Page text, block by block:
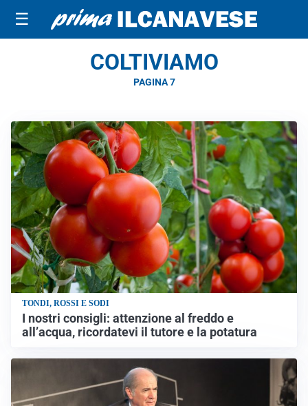
☰
COLTIVIAMO
PAGINA 7
TONDI, ROSSI E SODI
I nostri consigli: attenzione al freddo e
all’acqua, ricordatevi il tutore e la potatura